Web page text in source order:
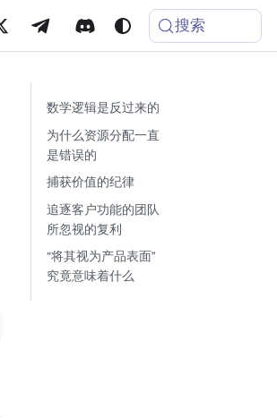
搜索
数学逻辑是反过来的
为什么资源分配一直
是错误的
捕获价值的纪律
追逐客户功能的团队
所忽视的复利
“将其视为产品表面”
究竟意味着什么